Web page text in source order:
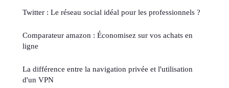
Twitter : Le réseau social idéal pour les professionnels ?
Comparateur amazon : Économisez sur vos achats en
ligne
La différence entre la navigation privée et l'utilisation
d'un VPN